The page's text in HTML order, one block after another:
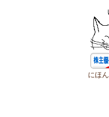
にほ